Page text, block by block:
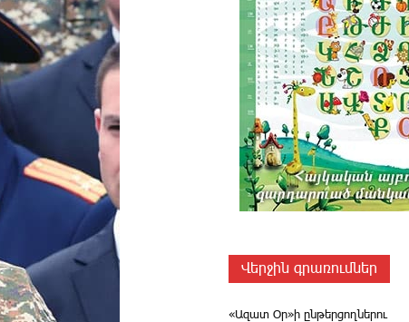
Վերջին գրառումներ
«Ազատ Օր»ի ընթերցողներու